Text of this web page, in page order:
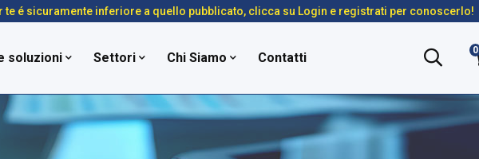
te é sicuramente inferiore a quello pubblicato, clicca su Login e registrati per conoscerlo!
soluzioni Settori Chi Siamo Contatti 0